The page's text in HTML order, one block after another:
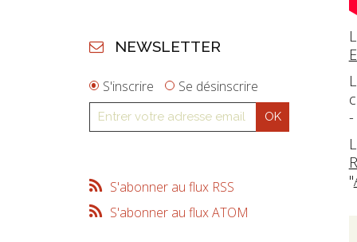
NEWSLETTER
S'inscrire Se désinscrire
S'abonner au flux RSS
S'abonner au flux ATOM
-
"